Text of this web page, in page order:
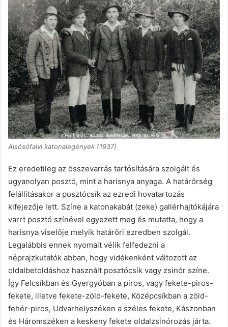
Alsósófalvi katonalegények (1937)
Ez eredetileg az összevarrás tartósítására szolgált és
ugyanolyan posztó, mint a harisnya anyaga. A határőrség
felállításakor a posztócsík az ezredi hovatartozás
kifejezője lett. Színe a katonakabát (zeke) gallérhajtókájára
varrt posztó színével egyezett meg és mutatta, hogy a
harisnya viselője melyik határőri ezredben szolgál.
Legalábbis ennek nyomait vélik felfedezni a
néprajzkutatók abban, hogy vidékenként változott az
oldalbetoldáshoz használt posztócsík vagy zsinór színe.
Így Felcsíkban és Gyergyóban a piros, vagy fekete-piros-
fekete, illetve fekete-zöld-fekete, Középcsíkban a zöld-
fehér-piros, Udvarhelyszéken a széles fekete, Kászonban
és Háromszéken a keskeny fekete oldalzsinórozás járta.